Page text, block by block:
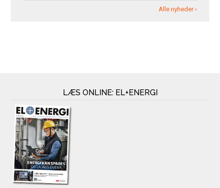
Alle nyheder ›
LÆS ONLINE: EL+ENERGI